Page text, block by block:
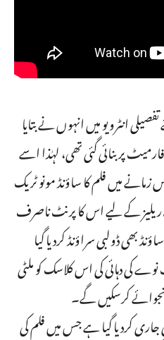
انٹرویو میں انہوں نے بتایا
چونکہ 35 ایم ایم فارمیٹ پر بنائی گئی تھی، لہٰذا اسے
زمانے میں فلم کا ساؤنڈ مونو ٹریک
ریلیز کے لیے اس کا پرنٹ ناصرف
بھی ڈولبی سراؤنڈ کردیا گیا
کی دہائی کی اس کلاسک کو ملٹی
جاری کردیا گیا ہے جس میں فلم کی